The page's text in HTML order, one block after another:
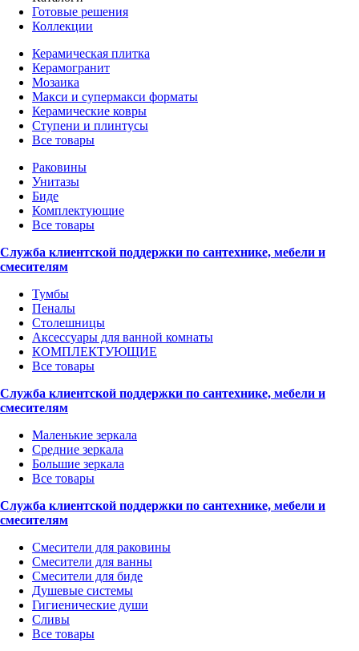
Готовые решения
Коллекции
Керамическая плитка
Керамогранит
Мозаика
Макси и супермакси форматы
Керамические ковры
Ступени и плинтусы
Все товары
Раковины
Унитазы
Биде
Комплектующие
Все товары
Служба клиентской поддержки по сантехнике, мебели и
смесителям
Тумбы
Пеналы
Столешницы
Аксессуары для ванной комнаты
КОМПЛЕКТУЮЩИЕ
Все товары
Служба клиентской поддержки по сантехнике, мебели и
смесителям
Маленькие зеркала
Средние зеркала
Большие зеркала
Все товары
Служба клиентской поддержки по сантехнике, мебели и
смесителям
Смесители для раковины
Смесители для ванны
Смесители для биде
Душевые системы
Гигиенические души
Сливы
Все товары